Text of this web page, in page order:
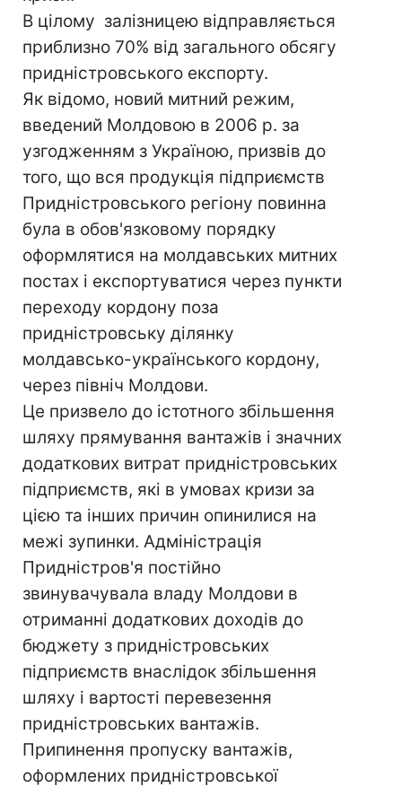
В цілому залізницею відправляється
приблизно 70% від загального обсягу
придністровського експорту.
Як відомо, новий митний режим,
введений Молдовою в 2006 р. за
узгодженням з Україною, призвів до
того, що вся продукція підприємств
Придністровського регіону повинна
була в обов'язковому порядку
оформлятися на молдавських митних
постах і експортуватися через пункти
переходу кордону поза
придністровську ділянку
молдавсько-українського кордону,
через північ Молдови.
Це призвело до істотного збільшення
шляху прямування вантажів і значних
додаткових витрат придністровських
підприємств, які в умовах кризи за
цією та інших причин опинилися на
межі зупинки. Адміністрація
Придністров'я постійно
звинувачувала владу Молдови в
отриманні додаткових доходів до
бюджету з придністровських
підприємств внаслідок збільшення
шляху і вартості перевезення
придністровських вантажів.
Припинення пропуску вантажів,
оформлених придністровської